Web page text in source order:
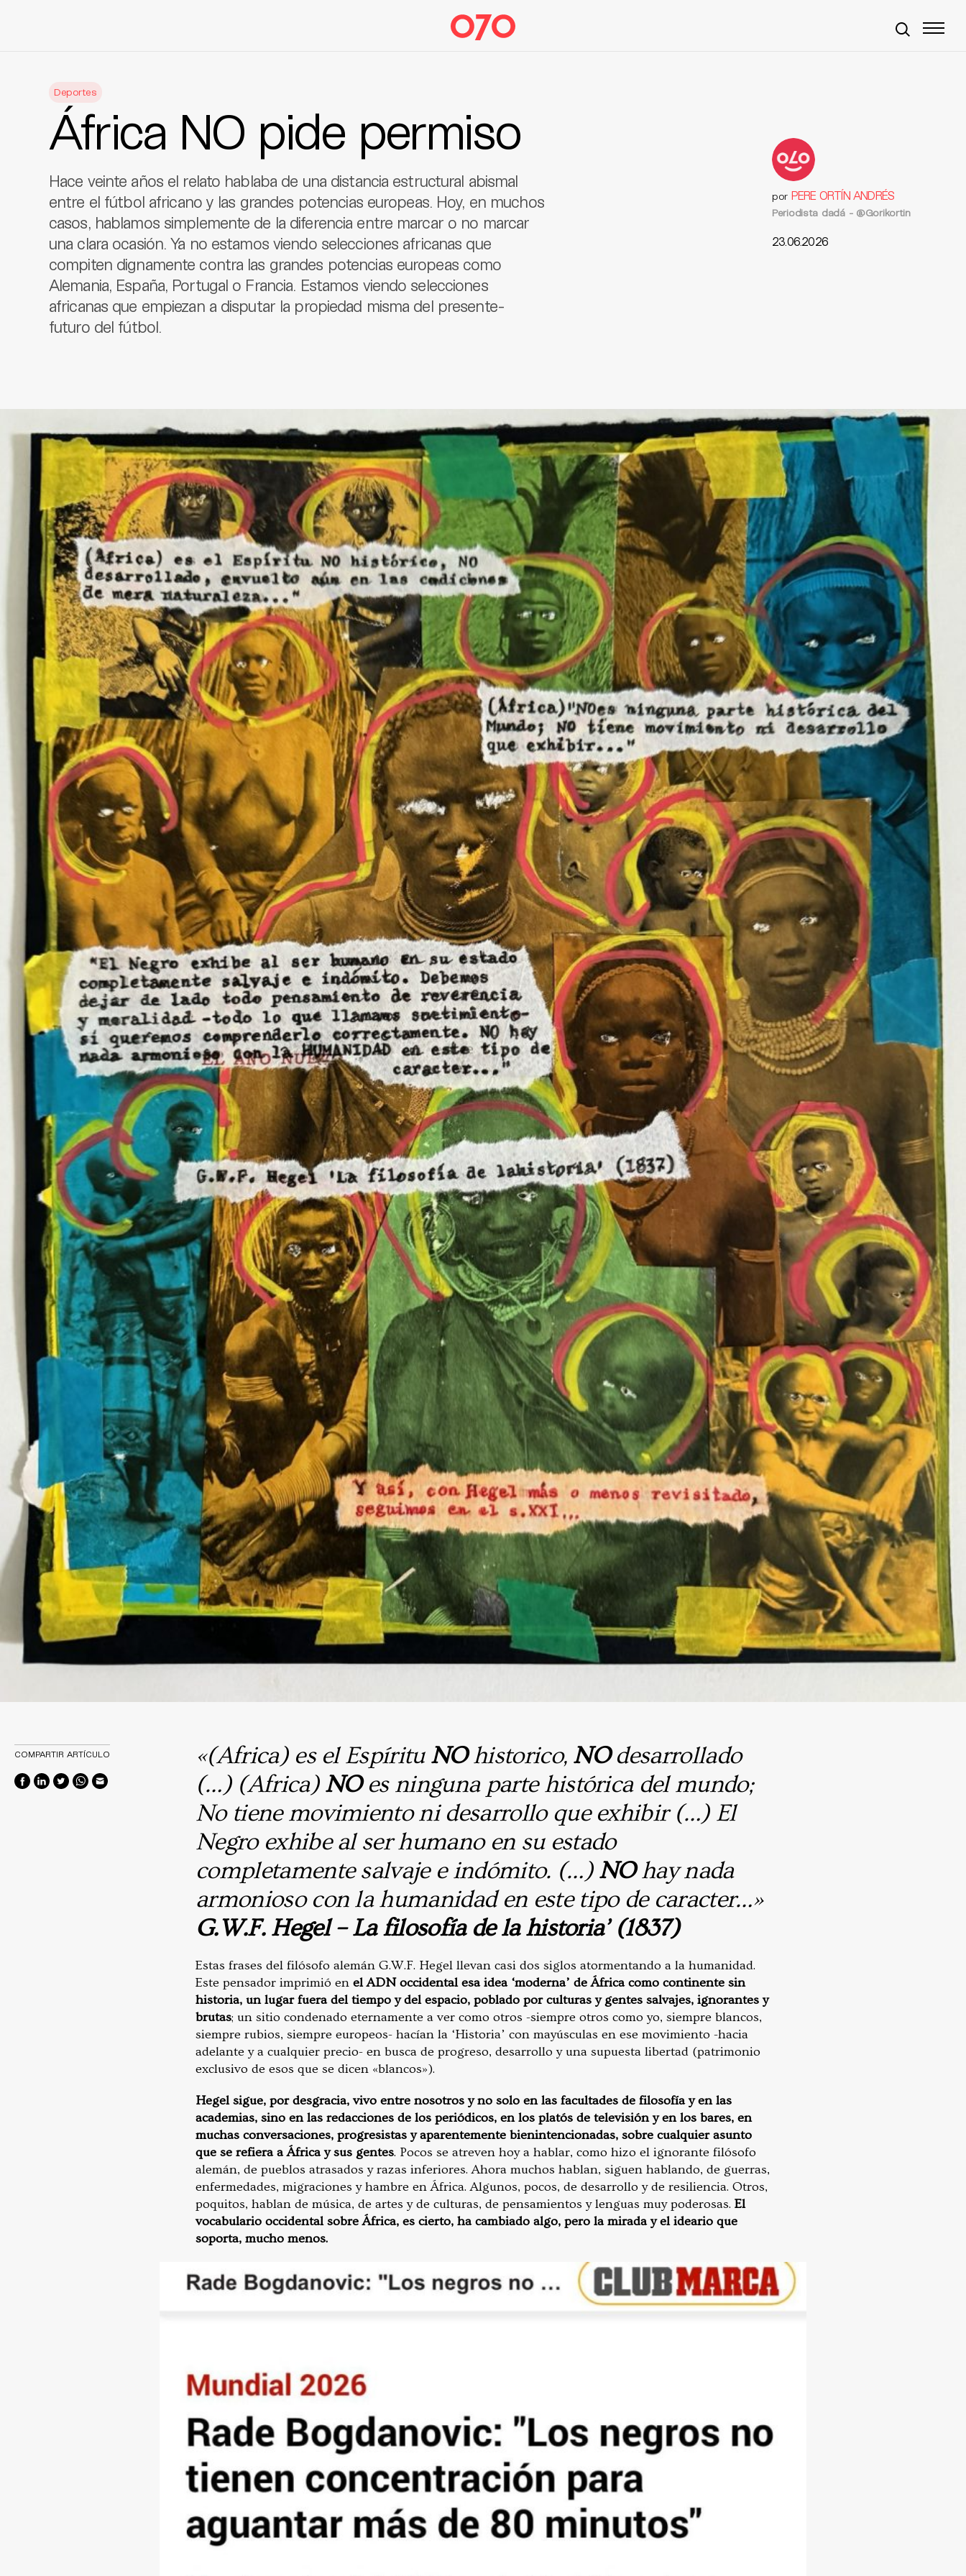
Deportes
África NO pide permiso
Hace veinte años el relato hablaba de una distancia estructural abismal
entre el fútbol africano y las grandes potencias europeas. Hoy, en muchos
casos, hablamos simplemente de la diferencia entre marcar o no marcar
una clara ocasión. Ya no estamos viendo selecciones africanas que
compiten dignamente contra las grandes potencias europeas como
Alemania, España, Portugal o Francia. Estamos viendo selecciones
africanas que empiezan a disputar la propiedad misma del presente-
futuro del fútbol.
por PERE ORTÍN ANDRÉS
Periodista dadá - @Gorikortin
23.06.2026
«(Africa) es el Espíritu NOhistorico, NOdesarrollado
(…) (Africa) NOes ninguna parte histórica del mundo;
No tiene movimiento ni desarrollo que exhibir (…) El
Negro exhibe al ser humano en su estado
completamente salvaje e indómito. (…) NOhay nada
armonioso con la humanidad en este tipo de caracter…»
G.W.F. Hegel – La filosofía de la historia’ (1837)
Estas frases del filósofo alemán G.W.F. Hegel llevan casi dos siglos atormentando a la humanidad.
Este pensador imprimió en el ADN occidental esa idea ‘moderna’ de África como continente sin
historia, un lugar fuera del tiempo y del espacio, poblado por culturas y gentes salvajes, ignorantes y
brutas; un sitio condenado eternamente a ver como otros -siempre otros como yo, siempre blancos,
siempre rubios, siempre europeos- hacían la ‘Historia’ con mayúsculas en ese movimiento -hacia
adelante y a cualquier precio- en busca de progreso, desarrollo y una supuesta libertad (patrimonio
exclusivo de esos que se dicen «blancos»).
Hegel sigue, por desgracia, vivo entre nosotros y no solo en las facultades de filosofía y en las
academias, sino en las redacciones de los periódicos, en los platós de televisión y en los bares, en
muchas conversaciones, progresistas y aparentemente bienintencionadas, sobre cualquier asunto
que se refiera a África y sus gentes. Pocos se atreven hoy a hablar, como hizo el ignorante filósofo
alemán, de pueblos atrasados y razas inferiores. Ahora muchos hablan, siguen hablando, de guerras,
enfermedades, migraciones y hambre en África. Algunos, pocos, de desarrollo y de resiliencia. Otros,
poquitos, hablan de música, de artes y de culturas, de pensamientos y lenguas muy poderosas. El
vocabulario occidental sobre África, es cierto, ha cambiado algo, pero la mirada y el ideario que
soporta, mucho menos.
COMPARTIR ARTÍCULO